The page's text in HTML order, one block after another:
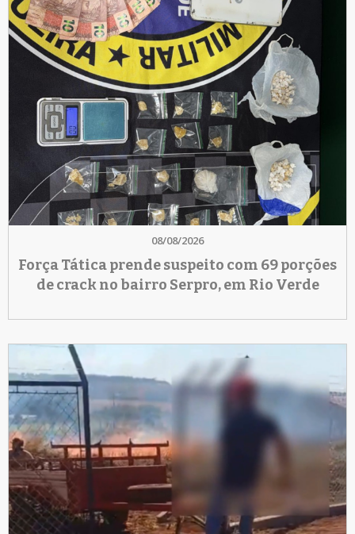
08/08/2026
Força Tática prende suspeito com 69 porções
de crack no bairro Serpro, em Rio Verde